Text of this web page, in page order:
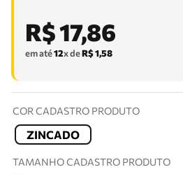
R$17,86
em até12x deR$1,58
COR CADASTRO PRODUTO
ZINCADO
TAMANHO CADASTRO PRODUTO